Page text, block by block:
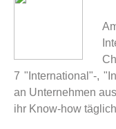
7 "International"-,
an Unternehmen
ihr Know-how